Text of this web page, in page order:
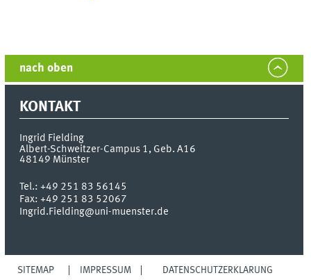
nach oben
KONTAKT
Ingrid Fielding
Albert-Schweitzer-Campus 1, Geb. A16
48149 Münster
Tel.:+49 251 83 56145
Fax:+49 251 83 52067
Ingrid.Fielding@uni-muenster.de
SITEMAP IMPRESSUM DATENSCHUTZERKLÄRUNG